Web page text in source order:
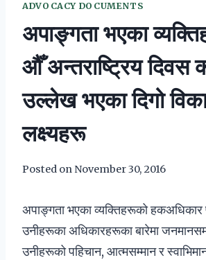
ADVOCACY DOCUMENTS
अपाङ्गता भएका
औँ अन्तराष्ट्रिय दिवस
उल्लेख भएका दिगो
लक्ष्यहरू
Posted on November 30, 2016
अपाङ्गता भएका व्यक्तिहरूको हकअधिकार
उनीहरूका अधिकारहरूका बारेमा
उनीहरूको पहिचान, आत्मसम्मान र